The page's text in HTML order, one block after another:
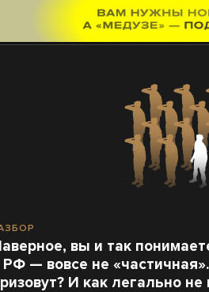
вы и так
РФ — вовсе не
И как легально не